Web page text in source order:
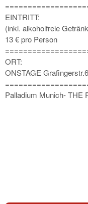
EINTRITT:
(inkl. alkoholfreie
13 € pro Person
ORT:
ONSTAGE
Palladium Munich- THE